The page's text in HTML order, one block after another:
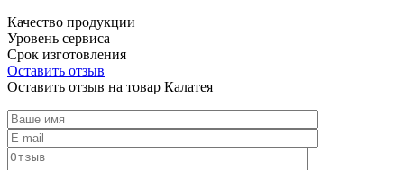
Качество продукции
Уровень сервиса
Срок изготовления
Оставить отзыв
Оставить отзыв на товар Калатея